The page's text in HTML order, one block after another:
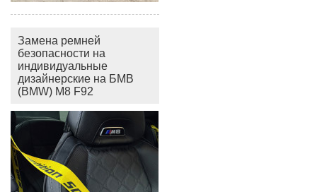
Замена ремней
безопасности на
индивидуальные
дизайнерские на БМВ
(BMW) M8 F92